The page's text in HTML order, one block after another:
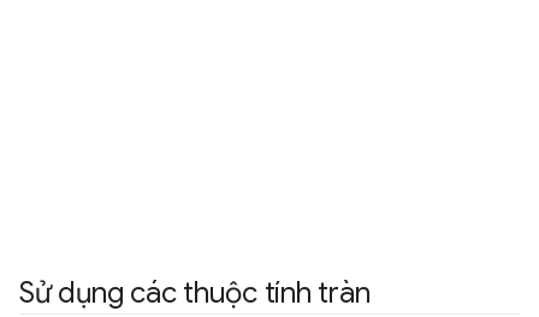
Sử dụng các thuộc tính tràn